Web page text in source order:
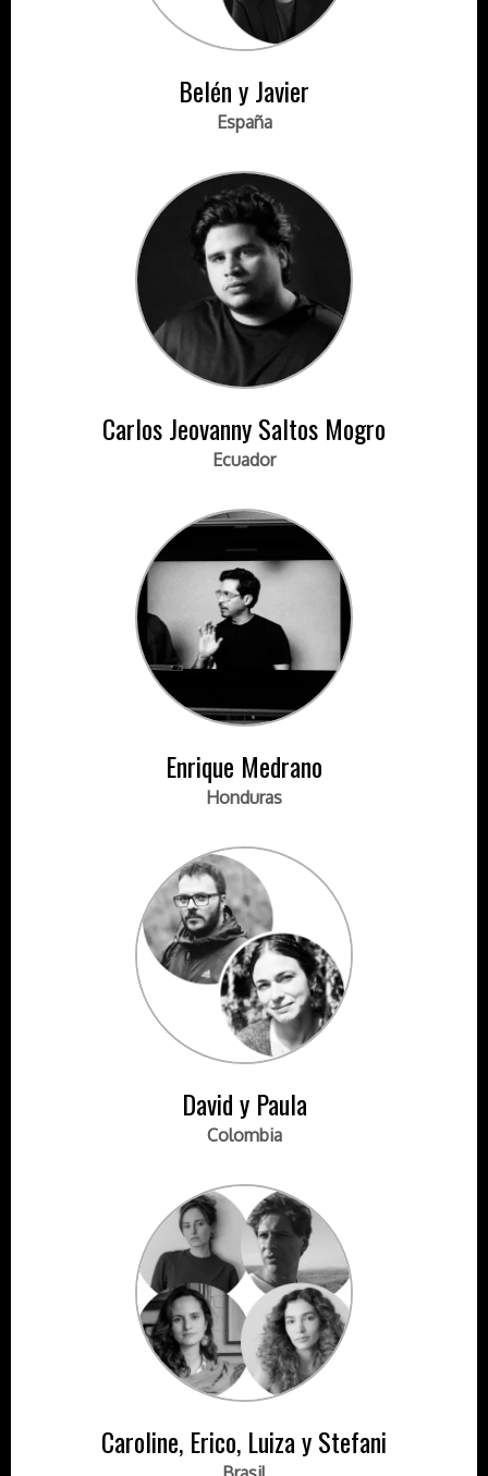
Belén y Javier
España
Carlos Jeovanny Saltos Mogro
Ecuador
Enrique Medrano
Honduras
David y Paula
Colombia
Caroline, Erico, Luiza y Stefani